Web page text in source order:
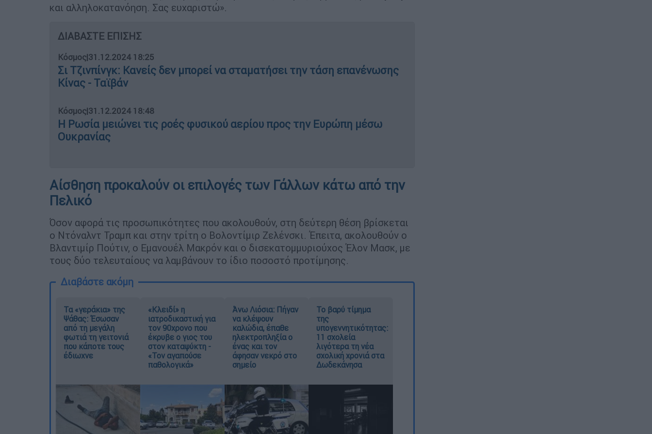
και αλληλοκατανόηση. Σας ευχαριστώ».
ΔΙΑΒΑΣΤΕ ΕΠΙΣΗΣ
Κόσμος|31.12.2024 18:25
Σι Τζινπίνγκ: Κανείς δεν μπορεί να σταματήσει την τάση επανένωσης
Κίνας - Ταϊβάν
Κόσμος|31.12.2024 18:48
Η Ρωσία μειώνει τις ροές φυσικού αερίου προς την Ευρώπη μέσω
Ουκρανίας
Αίσθηση προκαλούν οι επιλογές των Γάλλων κάτω από την
Πελικό
Όσον αφορά τις προσωπικότητες που ακολουθούν, στη δεύτερη θέση βρίσκεται
ο Ντόναλντ Τραμπ και στην τρίτη ο Βολοντίμιρ Ζελένσκι. Έπειτα, ακολουθούν ο
Βλαντιμίρ Πούτιν, ο Εμανουέλ Μακρόν και ο δισεκατομμυριούχος Έλον Μασκ, με
τους δύο τελευταίους να λαμβάνουν το ίδιο ποσοστό προτίμησης.
Διαβάστε ακόμη
Τα «γεράκια» της
Ψάθας: Έσωσαν
από τη μεγάλη
φωτιά τη γειτονιά
που κάποτε τους
έδιωχνε
«Κλειδί» η
ιατροδικαστική για
τον 90χρονο που
έκρυβε ο γιος του
στον καταψύκτη -
«Τον αγαπούσε
παθολογικά»
Άνω Λιόσια: Πήγαν
να κλέψουν
καλώδια, έπαθε
ηλεκτροπληξία ο
ένας και τον
άφησαν νεκρό στο
σημείο
Το βαρύ τίμημα
της
υπογεννητικότητας:
11 σχολεία
λιγότερα τη νέα
σχολική χρονιά στα
Δωδεκάνησα